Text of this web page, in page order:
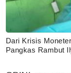
Dari Krisis
Pangkas Rambut